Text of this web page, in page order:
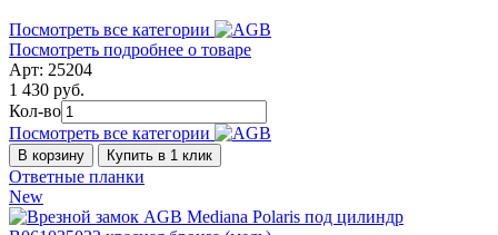
Посмотреть все категории
Посмотреть подробнее о товаре
Арт: 25204
1 430 руб.
Кол-во
Посмотреть все категории
В корзину Купить в 1 клик
Ответные планки
New